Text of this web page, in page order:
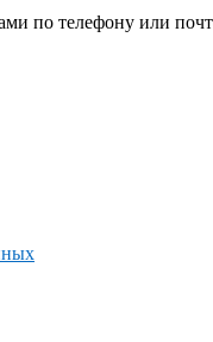
по телефону или